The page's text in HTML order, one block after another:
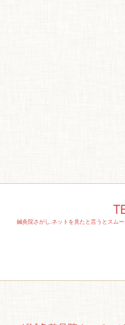
鍼灸院さがし.ネットを見たと言うとスム